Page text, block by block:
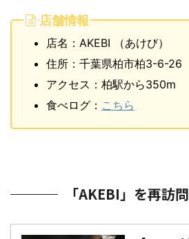
店舗情報
店名：AKEBI （あけび）
住所：千葉県柏市柏3-6-26
アクセス：柏駅から350m
食べログ： こちら
「AKEBI」を再訪